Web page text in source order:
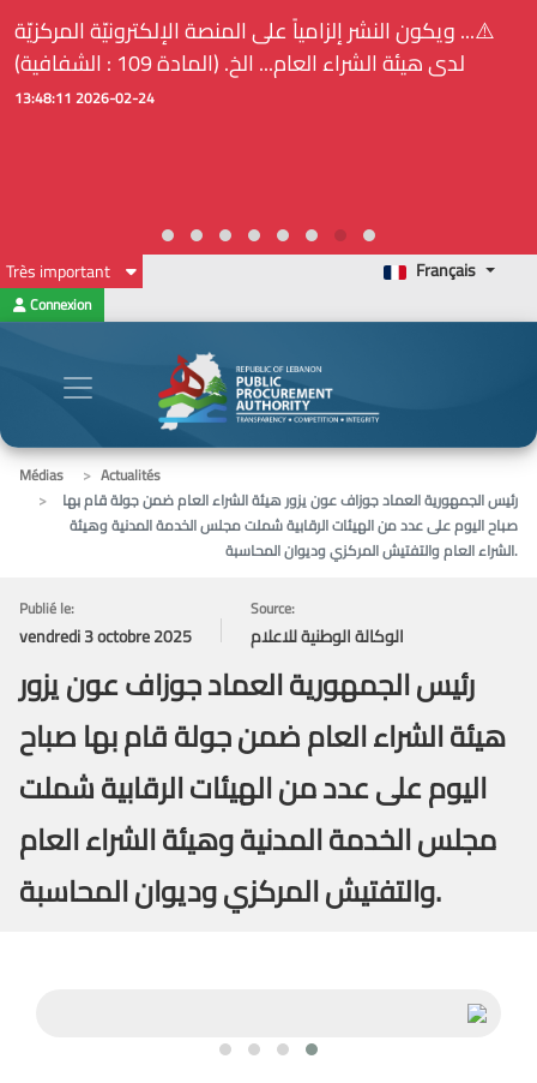
⚠️... ويكون النشر إلزامياً على المنصة الإلكترونيّة المركزيّة
لدى هيئة الشراء العام... الخ. (المادة 109 : الشفافية)
2026-02-24 13:48:11
Très important Français
Connexion
Médias
Actualités
رئيس الجمهورية العماد جوزاف عون يزور هيئة الشراء العام ضمن جولة قام بها
صباح اليوم على عدد من الهيئات الرقابية شملت مجلس الخدمة المدنية وهيئة
الشراء العام والتفتيش المركزي وديوان المحاسبة.
Publié le:
vendredi 3 octobre 2025
Source:
الوكالة الوطنية للاعلام
رئيس الجمهورية العماد جوزاف عون يزور
هيئة الشراء العام ضمن جولة قام بها صباح
اليوم على عدد من الهيئات الرقابية شملت
مجلس الخدمة المدنية وهيئة الشراء العام
والتفتيش المركزي وديوان المحاسبة.